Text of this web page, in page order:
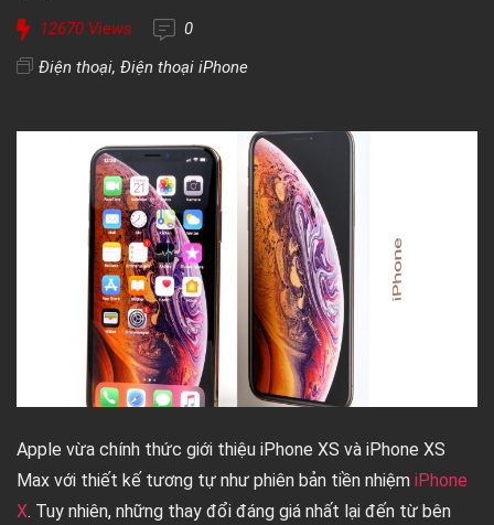
12670 Views
0
Điện thoại, Điện thoại iPhone
Apple vừa chính thức giới thiệu iPhone XS và iPhone XS
Max với thiết kế tương tự như phiên bản tiền nhiệm iPhone
X. Tuy nhiên, những thay đổi đáng giá nhất lại đến từ bên